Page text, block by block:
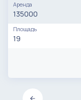
Аренда
135000
Площадь
19